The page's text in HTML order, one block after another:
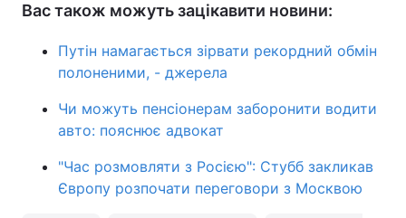
Вас також можуть зацікавити новини:
Путін намагається зірвати рекордний обмін
полоненими, - джерела
Чи можуть пенсіонерам заборонити водити
авто: пояснює адвокат
"Час розмовляти з Росією": Стубб закликав
Європу розпочати переговори з Москвою